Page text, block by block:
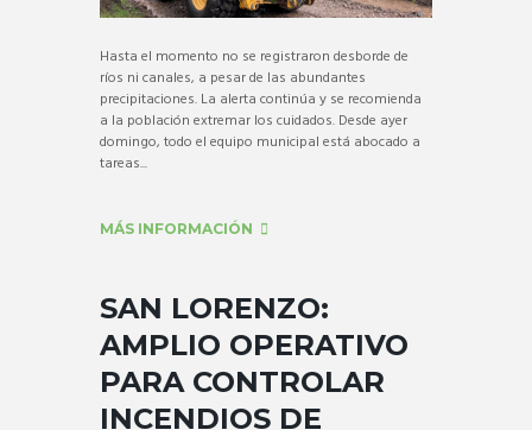
Hasta el momento no se registraron desborde de
ríos ni canales, a pesar de las abundantes
precipitaciones. La alerta continúa y se recomienda
a la población extremar los cuidados. Desde ayer
domingo, todo el equipo municipal está abocado a
tareas...
MÁS INFORMACIÓN
SAN LORENZO:
AMPLIO OPERATIVO
PARA CONTROLAR
INCENDIOS DE